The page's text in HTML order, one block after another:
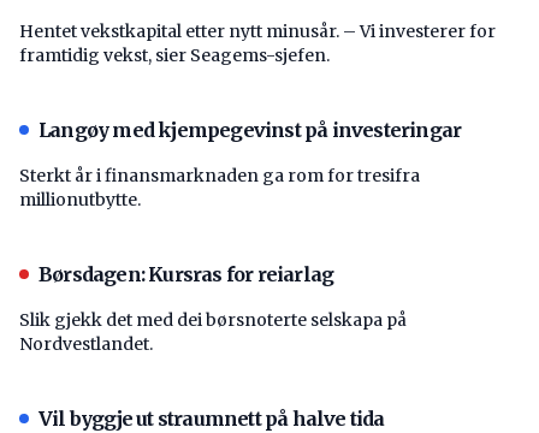
Hentet vekstkapital etter nytt minusår. – Vi investerer for
framtidig vekst, sier Seagems-sjefen.
Langøy med kjempegevinst på investeringar
Sterkt år i finansmarknaden ga rom for tresifra
millionutbytte.
Børsdagen: Kursras for reiarlag
Slik gjekk det med dei børsnoterte selskapa på
Nordvestlandet.
Vil byggje ut straumnett på halve tida